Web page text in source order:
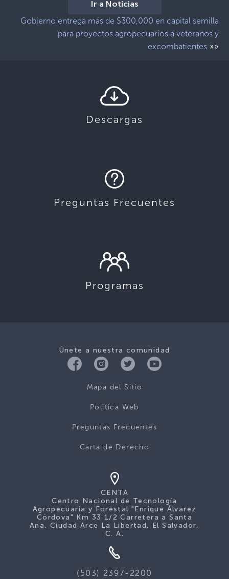
Ir a Noticias
Gobierno entrega más de $300,000 en capital semilla
para proyectos agropecuarios a veteranos y
excombatientes »»
Descargas
Preguntas Frecuentes
Programas
Únete a nuestra comunidad
Mapa del Sitio
Politica Web
Preguntas Frecuentes
Carta de Derecho
CENTA
Centro Nacional de Tecnología
Agropecuaria y Forestal "Enrique Álvarez
Córdova" Km 33 1/2 Carretera a Santa
Ana, Ciudad Arce La Libertad, El Salvador,
C. A.
(503) 2397-2200